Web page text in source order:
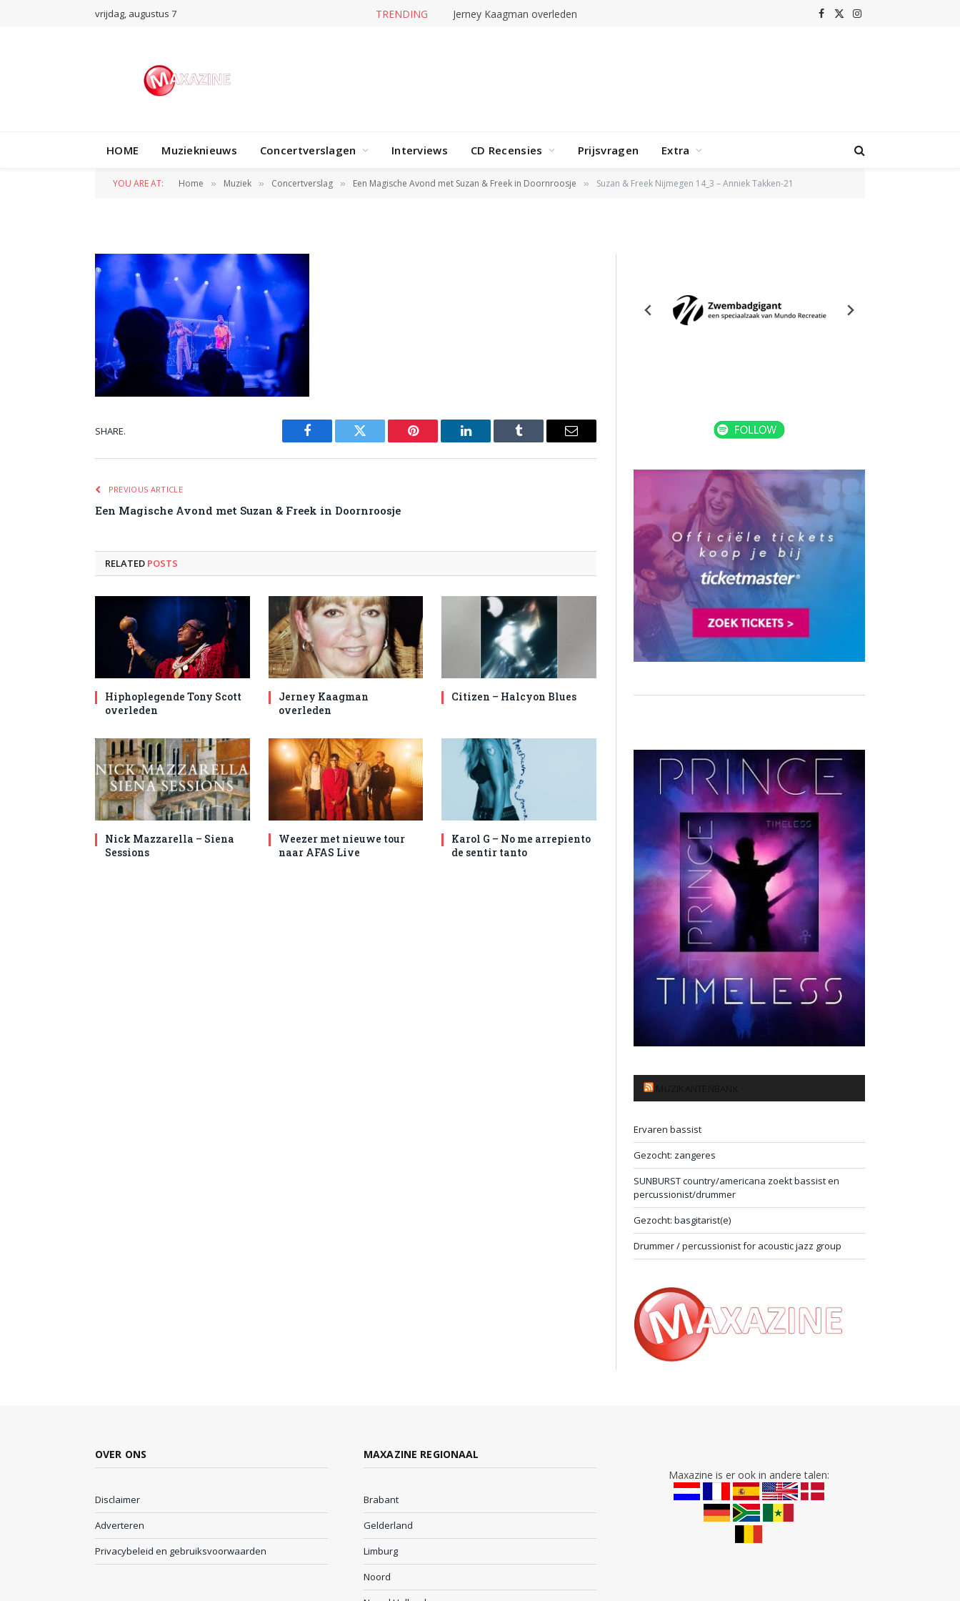
vrijdag, augustus 7 TRENDING Jerney Kaagman overleden Facebook
X
Instagram
HOME Muzieknieuws Concertverslagen Interviews CD Recensies Prijsvragen Extra
YOU ARE AT: Home » Muziek » Concertverslag » Een Magische Avond met Suzan & Freek in Doornroosje » Suzan & Freek Nijmegen 14_3 – Anniek Takken-21
Takken-21
SHARE.
Facebook Twitter Pinterest LinkedIn Tumblr Email
PREVIOUS ARTICLE
Een Magische Avond met Suzan & Freek in Doornroosje
RELATED POSTS
Hiphoplegende Tony Scott
overleden
Jerney Kaagman
overleden
Citizen – Halcyon Blues
Nick Mazzarella – Siena
Sessions
Weezer met nieuwe tour
naar AFAS Live
Karol G – No me arrepiento
de sentir tanto
Ervaren bassist
Gezocht: zangeres
SUNBURST country/americana zoekt bassist en
percussionist/drummer
Gezocht: basgitarist(e)
Drummer / percussionist for acoustic jazz group
OVER ONS
Disclaimer
Adverteren
Privacybeleid en gebruiksvoorwaarden
MAXAZINE REGIONAAL
Brabant
Gelderland
Limburg
Noord
Maxazine is er ook in andere talen: